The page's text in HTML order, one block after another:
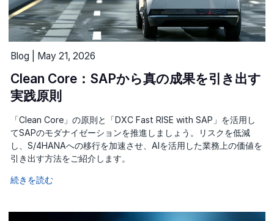
Blog | May 21, 2026
Clean Core：SAPから真の成果を引き出す
実践原則
「Clean Core」の原則と「DXC Fast RISE with SAP」を活用し
てSAPのモダナイゼーションを推進しましょう。リスクを低減
し、S/4HANAへの移行を加速させ、AIを活用した業務上の価値を
引き出す方法をご紹介します。
続きを読む